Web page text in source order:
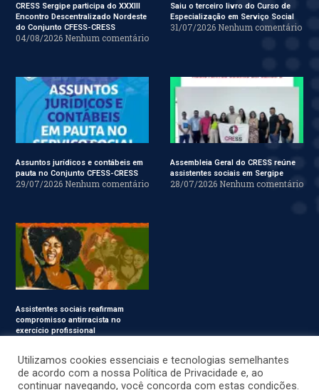
CRESS Sergipe participa do XXXIII
Encontro Descentralizado Nordeste
do Conjunto CFESS-CRESS
04/08/2026 Nenhum comentário
Saiu o terceiro livro do Curso de
Especialização em Serviço Social
31/07/2026 Nenhum comentário
Assuntos jurídicos e contábeis em
pauta no Conjunto CFESS-CRESS
29/07/2026 Nenhum comentário
Assembleia Geral do CRESS reúne
assistentes sociais em Sergipe
28/07/2026 Nenhum comentário
Assistentes sociais reafirmam
compromisso antirracista no
exercício profissional
Utilizamos cookies essenciais e tecnologias semelhantes
de acordo com a nossa Política de Privacidade e, ao
continuar navegando, você concorda com estas condições.